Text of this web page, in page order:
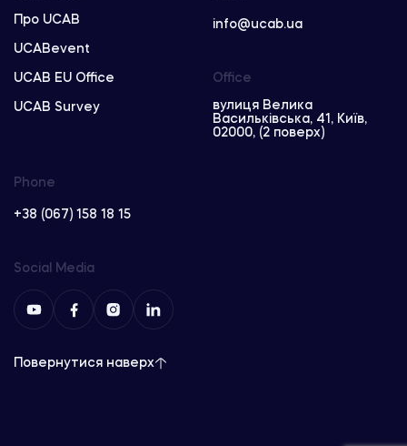
Про UCAB
UCABevent
UCAB EU Office
UCAB Survey
info@ucab.ua
Phone
+38 (067) 158 18 15
Office
вулиця Велика
Васильківська, 41, Київ,
02000, (2 поверх)
Social Media
Повернутися наверх